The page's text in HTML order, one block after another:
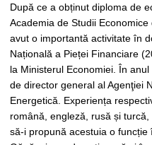
După ce a obținut diploma de
Academia de Studii
avut o importantă activitate în
Națională a Pieței Financiare
la Ministerul Economiei. În
de director general al Agenţiei
Energetică. Experiența
română, engleză, rusă și
să-i propună acestuia o funcție